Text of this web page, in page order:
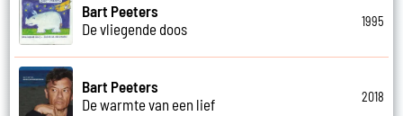
Bart Peeters
De vliegende doos
1995
Bart Peeters
De warmte van een lief
2018